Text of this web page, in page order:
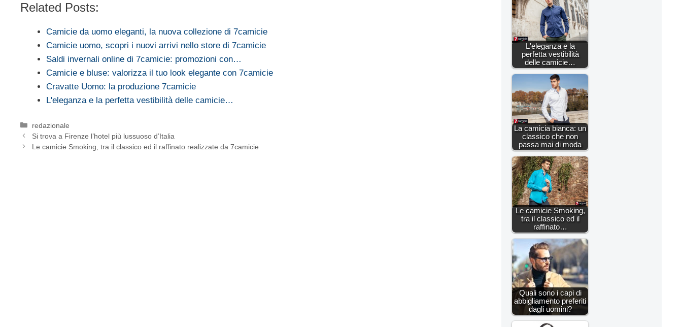
Related Posts:
Camicie da uomo eleganti, la nuova collezione di 7camicie
Camicie uomo, scopri i nuovi arrivi nello store di 7camicie
Saldi invernali online di 7camicie: promozioni con…
Camicie e bluse: valorizza il tuo look elegante con 7camicie
Cravatte Uomo: la produzione 7camicie
L'eleganza e la perfetta vestibilità delle camicie…
Categorie
redazionale
Si trova a Firenze l’hotel più lussuoso d’Italia
Le camicie Smoking, tra il classico ed il raffinato realizzate da 7camicie
L'eleganza e la
perfetta vestibilità
delle camicie…
La camicia bianca: un
classico che non
passa mai di moda
Le camicie Smoking,
tra il classico ed il
raffinato…
Quali sono i capi di
abbigliamento preferiti
dagli uomini?